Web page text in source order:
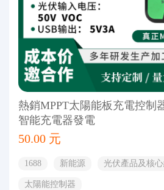
熱銷MPPT太陽能板充電控制
智能充電器發電
50.00 元
1688 新能源 光伏產品及核
太陽能控制器